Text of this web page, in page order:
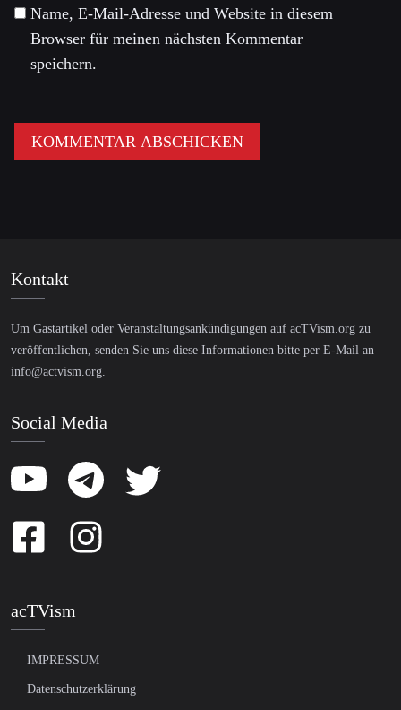
Name, E-Mail-Adresse und Website in diesem
Browser für meinen nächsten Kommentar
speichern.
Kontakt
Um Gastartikel oder Veranstaltungsankündigungen auf acTVism.org zu
veröffentlichen, senden Sie uns diese Informationen bitte per E-Mail an
info@actvism.org.
Social Media
acTVism
IMPRESSUM
Datenschutzerklärung